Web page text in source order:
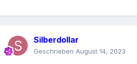
Inzwischen glaube ich, dass
eine
ganze Menge Vitamine und
Silberdollar
Geschrieben August 14, 2023